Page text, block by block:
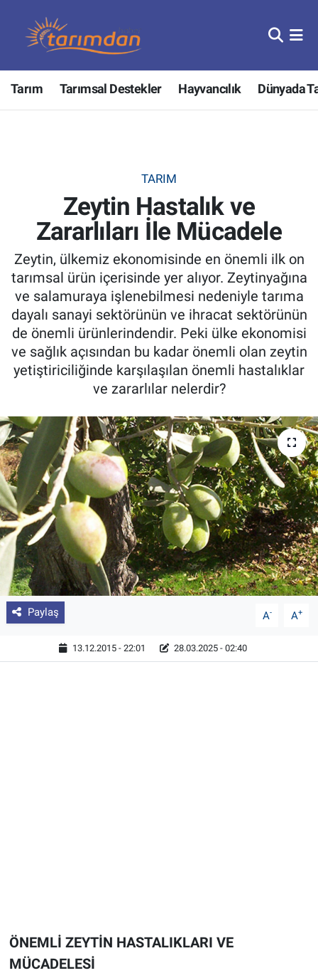
Tarım Tarımsal Destekler Hayvancılık Dünyada
TARIM
Zeytin Hastalık ve
Zararlıları İle Mücadele
Zeytin, ülkemiz ekonomisinde en önemli ilk on
tarımsal ürün içerisinde yer alıyor. Zeytinyağına
ve salamuraya işlenebilmesi nedeniyle tarıma
dayalı sanayi sektörünün ve ihracat sektörünün
de önemli ürünlerindendir. Peki ülke ekonomisi
ve sağlık açısından bu kadar önemli olan zeytin
yetiştiriciliğinde karşılaşılan önemli hastalıklar
ve zararlılar nelerdir?
Paylaş A- A+
13.12.2015 - 22:01 28.03.2025 - 02:40
ÖNEMLİ ZEYTİN HASTALIKLARI VE
MÜCADELESİ
Tarım
Hayvancılık
Tarımsal Destekler
Tarım Bakanlığı
TZOB
Tarım Kredi Kooperatifleri
Pankobirlik
Et fiyatları
Tarım Bilgisi
Yetiştirici Soruyor
Dünyada Tarım
Üretici Birlikleri
Şeker ve Şekerli Mamüller
Tahıllar ve Baklagiller
Nöbetçi Eczaneler
Hava Durumu
Tüm Manşetler
Son Dakika Haberleri
Haber Arşivi